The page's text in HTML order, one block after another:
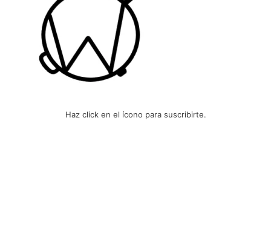
Haz click en el ícono para suscribirte.